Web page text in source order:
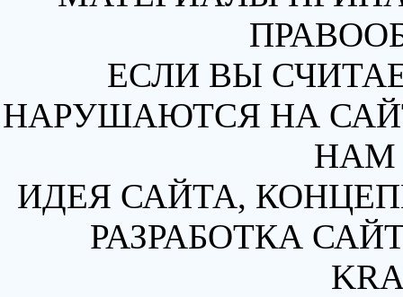
ЕСЛИ ВЫ
НАРУШАЮТСЯ НА
НАМ
ИДЕЯ САЙТА,
РАЗРАБОТКА